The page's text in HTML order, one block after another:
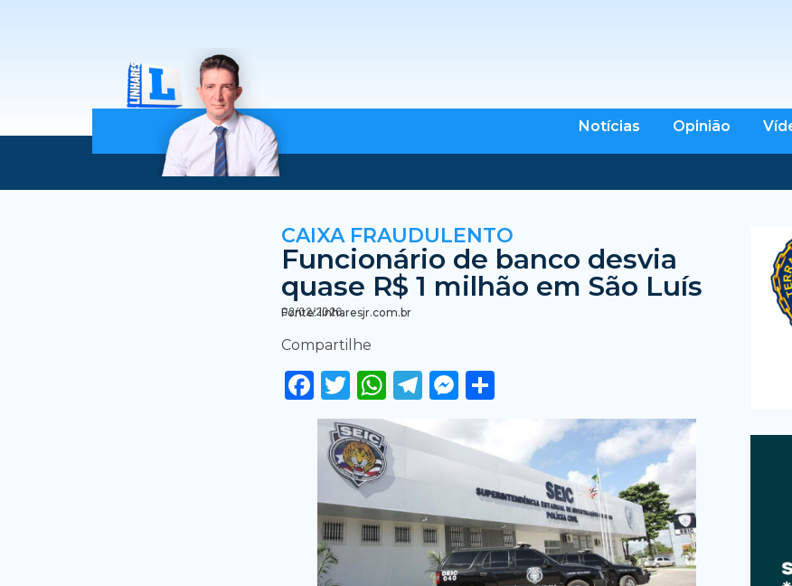
Notícias Opinião
CAIXA FRAUDULENTO
Funcionário de banco desvia
quase R$ 1 milhão em São Luís
Fonte: linharesjr.com.br
02/02/2026
Compartilhe
Facebook
Twitter
WhatsApp
Telegram
Messenger